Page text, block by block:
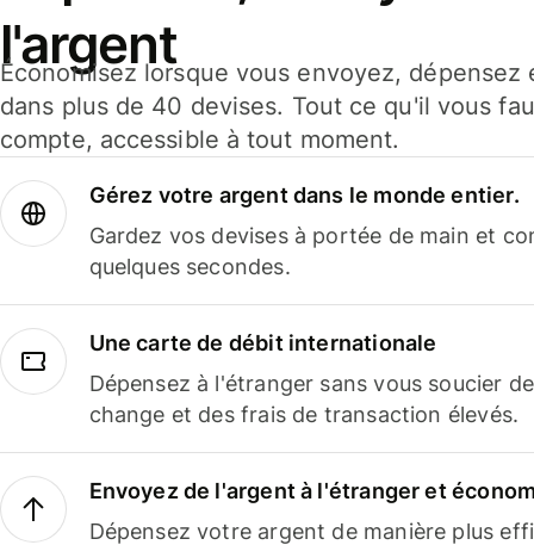
l'argent
Économisez lorsque vous envoyez,
dans plus de 40 devises. Tout ce qu'il vous
compte, accessible à tout moment.
Gérez votre argent dans le monde entier.
Gardez vos devises à portée de main et
quelques secondes.
Une carte de débit internationale
Dépensez à l'étranger sans vous soucier
change et des frais de transaction élevés.
Envoyez de l'argent à l'étranger et
Dépensez votre argent de manière plus